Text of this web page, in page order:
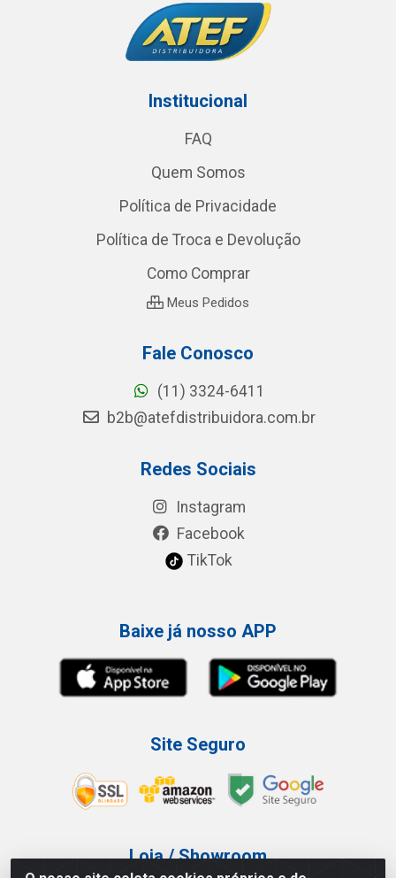
Institucional
FAQ
Quem Somos
Política de Privacidade
Política de Troca e Devolução
Como Comprar
Meus Pedidos
Fale Conosco
(11) 3324-6411
b2b@atefdistribuidora.com.br
Redes Sociais
Instagram
Facebook
TikTok
Baixe já nosso APP
Site Seguro
Loja / Showroom